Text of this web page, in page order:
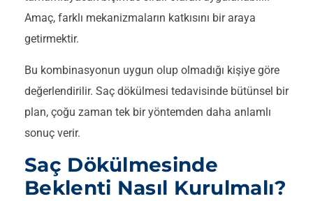
Amaç, farklı mekanizmaların katkısını bir araya
getirmektir.
Bu kombinasyonun uygun olup olmadığı kişiye göre
değerlendirilir. Saç dökülmesi tedavisinde bütünsel bir
plan, çoğu zaman tek bir yöntemden daha anlamlı
sonuç verir.
Saç Dökülmesinde
Beklenti Nasıl Kurulmalı?